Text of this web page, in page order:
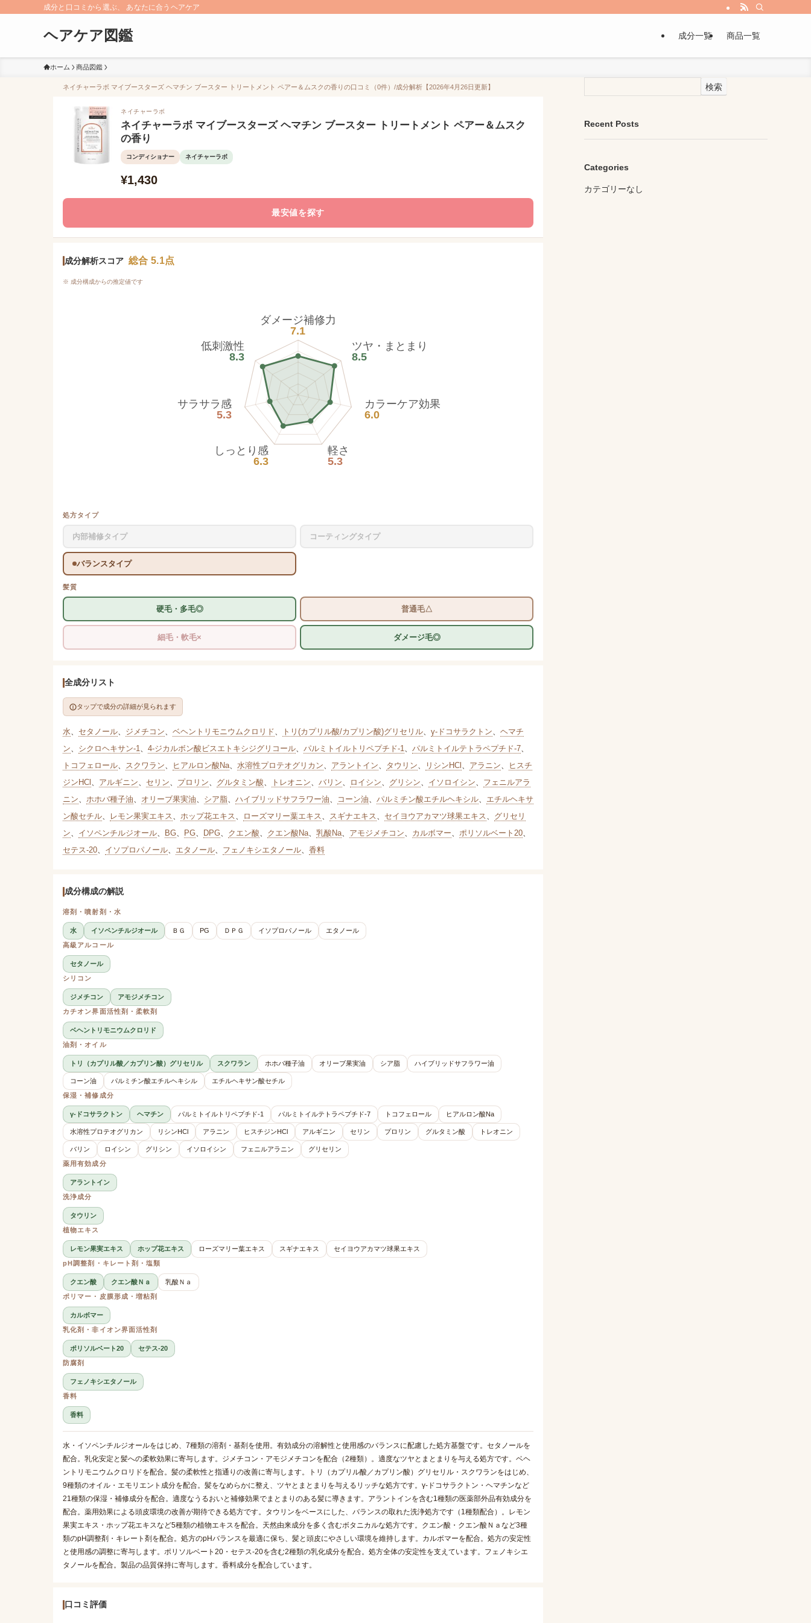
成分と口コミから選ぶ、 あなたに合うヘアケア
ヘアケア図鑑 成分一覧 商品一覧
ホーム 商品図鑑
ネイチャーラボ マイブースターズ ヘマチン ブースター トリートメント ペアー＆ムスクの香りの口コミ（0件）/成分解析【2026年4月26日更新】
ネイチャーラボ
ネイチャーラボ マイブースターズ ヘマチン ブースター トリートメント ペアー＆ムスク
の香り
コンディショナー ネイチャーラボ
¥1,430
最安値を探す
成分解析スコア 総合 5.1点
※ 成分構成からの推定値です
ダメージ補修力
7.1
ツヤ・まとまり
8.5
カラーケア効果
6.0
軽さ
5.3
しっとり感
6.3
サラサラ感
5.3
低刺激性
8.3
処方タイプ
内部補修タイプ コーティングタイプ
バランスタイプ
髪質
硬毛・多毛◎ 普通毛△
細毛・軟毛× ダメージ毛◎
全成分リスト
タップで成分の詳細が見られます
水、 セタノール、 ジメチコン、 ベヘントリモニウムクロリド、 トリ(カプリル酸/カプリン酸)グリセリル、 γ-ドコサラクトン、 ヘマチ
ン、 シクロヘキサン-1、 4-ジカルボン酸ビスエトキシジグリコール、 パルミトイルトリペプチド-1、 パルミトイルテトラペプチド-7、
トコフェロール、 スクワラン、 ヒアルロン酸Na、 水溶性プロテオグリカン、 アラントイン、 タウリン、 リシンHCl 、 アラニン、
ヒスチ
ジンHCl 、 アルギニン、 セリン、 プロリン、 グルタミン酸、 トレオニン、 バリン、 ロイシン、 グリシン、 イソロイシン、 フェニルアラ
ニン、 ホホバ種子油、 オリーブ果実油、 シア脂、 ハイブリッドサフラワー油、 コーン油、 パルミチン酸エチルヘキシル、 エチルヘキサ
ン酸セチル、 レモン果実エキス、 ホップ花エキス、 ローズマリー葉エキス、 スギナエキス、 セイヨウアカマツ球果エキス、 グリセリ
ン、 イソペンチルジオール、 BG、 PG、 DPG、 クエン酸、 クエン酸Na、 乳酸Na、 アモジメチコン、 カルボマー、 ポリソルベート20、
セテス-20、 イソプロパノール、 エタノール、 フェノキシエタノール、 香料
成分構成の解説
溶剤・噴射剤・水
水 イソペンチルジオール ＢＧ PG ＤＰＧ イソプロパノール
エタノール
高級アルコール
セタノール
シリコン
ジメチコン
アモジメチコン
カチオン界面活性剤・柔軟剤
ベヘントリモニウムクロリド
油剤・オイル
トリ（カプリル酸／カプリン酸）グリセリル スクワラン ホホバ種子油 オリーブ果実油 シア脂 ハイブリッドサフラワー油
コーン油 パルミチン酸エチルヘキシル
エチルヘキサン酸セチル
保湿・補修成分
γ-ドコサラクトン ヘマチン パルミトイルトリペプチド-1 パルミトイルテトラペプチド-7 トコフェロール ヒアルロン酸Na
水溶性プロテオグリカン リシンHCl アラニン ヒスチジンHCl アルギニン セリン プロリン グルタミン酸 トレオニン
バリン ロイシン グリシン イソロイシン フェニルアラニン
グリセリン
薬用有効成分
アラントイン
洗浄成分
タウリン
植物エキス
レモン果実エキス ホップ花エキス ローズマリー葉エキス スギナエキス
セイヨウアカマツ球果エキス
pH調整剤・キレート剤・塩類
クエン酸 クエン酸Ｎａ
乳酸Ｎａ
ポリマー・皮膜形成・増粘剤
カルボマー
乳化剤・非イオン界面活性剤
ポリソルベート20
セテス-20
防腐剤
フェノキシエタノール
香料
香料
水・イソペンチルジオールをはじめ、7種類の溶剤・基剤を使用。有効成分の溶解性と使用感のバランスに配慮した処方基盤です。セタノールを
配合。乳化安定と髪への柔軟効果に寄与します。ジメチコン・アモジメチコンを配合（2種類）。適度なツヤとまとまりを与える処方です。ベヘ
ントリモニウムクロリドを配合。髪の柔軟性と指通りの改善に寄与します。トリ（カプリル酸／カプリン酸）グリセリル・スクワランをはじめ、
9種類のオイル・エモリエント成分を配合。髪をなめらかに整え、ツヤとまとまりを与えるリッチな処方です。γ-ドコサラクトン・ヘマチンなど
21種類の保湿・補修成分を配合。適度なうるおいと補修効果でまとまりのある髪に導きます。アラントインを含む1種類の医薬部外品有効成分を
配合。薬用効果による頭皮環境の改善が期待できる処方です。タウリンをベースにした、バランスの取れた洗浄処方です（1種類配合）。レモン
果実エキス・ホップ花エキスなど5種類の植物エキスを配合。天然由来成分を多く含むボタニカルな処方です。クエン酸・クエン酸Ｎａなど3種
類のpH調整剤・キレート剤を配合。処方のpHバランスを最適に保ち、髪と頭皮にやさしい環境を維持します。カルボマーを配合。処方の安定性
と使用感の調整に寄与します。ポリソルベート20・セテス-20を含む2種類の乳化成分を配合。処方全体の安定性を支えています。フェノキシエ
タノールを配合。製品の品質保持に寄与します。香料成分を配合しています。
口コミ評価
検索
Recent Posts
Categories
カテゴリーなし